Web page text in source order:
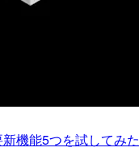
機能5つを試してみた